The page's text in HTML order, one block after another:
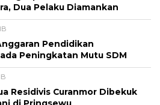
Dua Pelaku Diamankan
Pendidikan
Peningkatan Mutu SDM
Residivis Curanmor Dibekuk